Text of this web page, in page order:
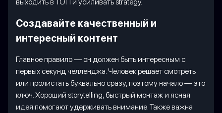
Создавайте качественный и
интересный контент
Главное правило — он должен быть интересным с
первых секунд челленджа. Человек решает смотреть
или пролистать буквально сразу, поэтому начало — это
ключ. Хороший storytelling, быстрый монтаж и ясная
идея помогают удерживать внимание. Также важна